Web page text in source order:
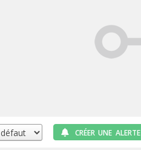
CRÉER UNE ALERTE